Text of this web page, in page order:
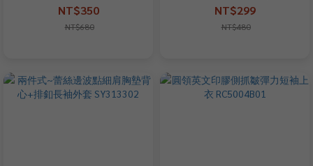
NT$350
NT$680
NT$299
NT$480